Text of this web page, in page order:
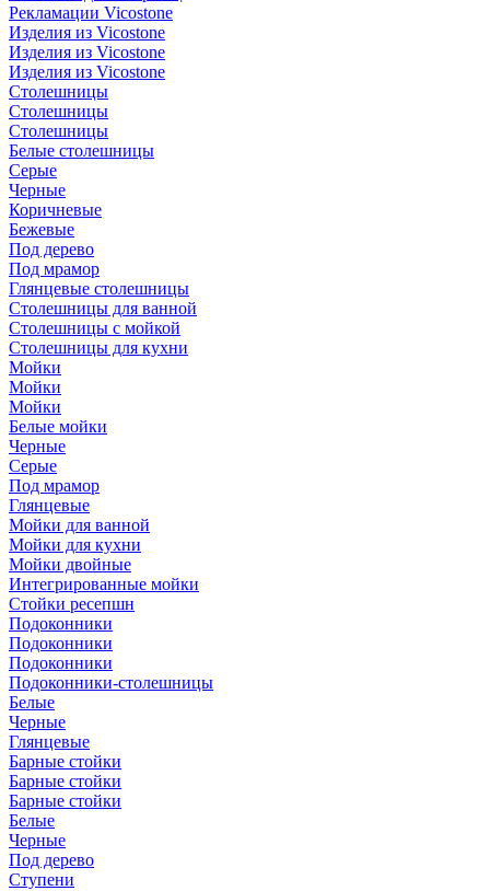
Рекламации Vicostone
Изделия из Vicostone
Изделия из Vicostone
Изделия из Vicostone
Столешницы
Столешницы
Столешницы
Белые столешницы
Серые
Черные
Коричневые
Бежевые
Под дерево
Под мрамор
Глянцевые столешницы
Столешницы для ванной
Столешницы с мойкой
Столешницы для кухни
Мойки
Мойки
Мойки
Белые мойки
Черные
Серые
Под мрамор
Глянцевые
Мойки для ванной
Мойки для кухни
Мойки двойные
Интегрированные мойки
Стойки ресепшн
Подоконники
Подоконники
Подоконники
Подоконники-столешницы
Белые
Черные
Глянцевые
Барные стойки
Барные стойки
Барные стойки
Белые
Черные
Под дерево
Ступени